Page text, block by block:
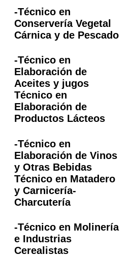
-Técnico en
Conservería Vegetal
Cárnica y de Pescado
-Técnico en
Elaboración de
Aceites y jugos
Técnico en
Elaboración de
Productos Lácteos
-Técnico en
Elaboración de Vinos
y Otras Bebidas
Técnico en Matadero
y Carnicería-
Charcutería
-Técnico en Molinería
e Industrias
Cerealistas